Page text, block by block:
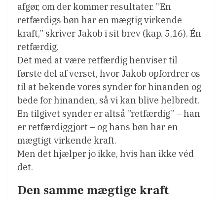
afgør, om der kommer resultater. ”En
retfærdigs bøn har en mægtig virkende
kraft,” skriver Jakob i sit brev (kap. 5,16). Én
retfærdig.
Det med at være retfærdig henviser til
første del af verset, hvor Jakob opfordrer os
til at bekende vores synder for hinanden og
bede for hinanden, så vi kan blive helbredt.
En tilgivet synder er altså ”retfærdig” – han
er retfærdiggjort – og hans bøn har en
mægtigt virkende kraft.
Men det hjælper jo ikke, hvis han ikke véd
det.
Den samme mægtige kraft